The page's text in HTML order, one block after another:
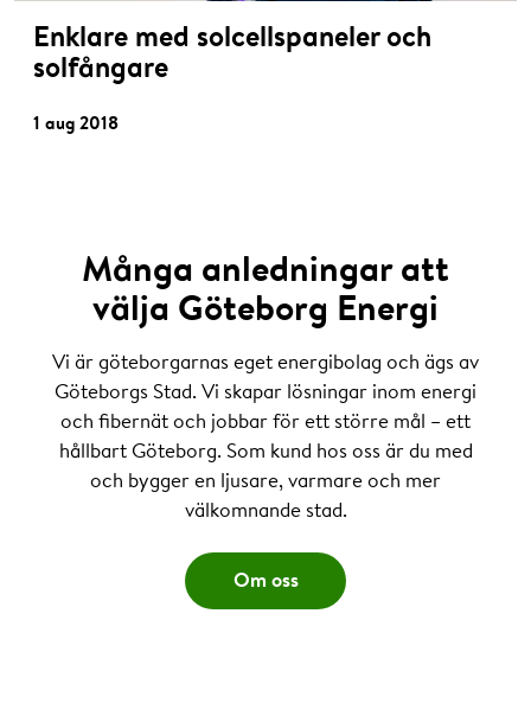
Enklare med solcellspaneler och
solfångare
1 aug 2018
Många anledningar att
välja Göteborg Energi
Vi är göteborgarnas eget energibolag och ägs av
Göteborgs Stad. Vi skapar lösningar inom energi
och fibernät och jobbar för ett större mål – ett
hållbart Göteborg. Som kund hos oss är du med
och bygger en ljusare, varmare och mer
välkomnande stad.
Om oss